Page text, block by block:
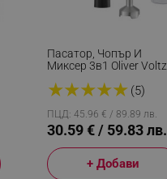
Пасатор, Чопър И
Миксер 3в1 Oliver Voltz
Корпус И Приставка От
Инокс, 2 Скорости,
Сребрист
★★★★★(5)
ПЦД: 45.96 € / 89.89 лв.
30.59 € / 59.83 лв.
+ Добави